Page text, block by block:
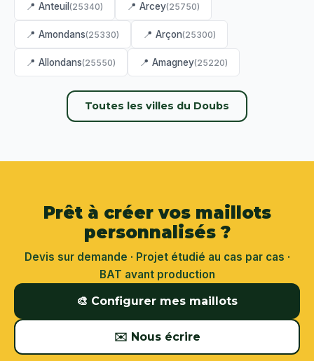
📍 Anteuil (25340) 📍 Arcey(25750)
📍 Amondans(25330) 📍 Arçon(25300)
📍 Allondans(25550) 📍 Amagney(25220)
Toutes les villes du Doubs
Prêt à créer vos maillots
personnalisés ?
Devis sur demande · Projet étudié au cas par cas ·
BAT avant production
🎨 Configurer mes maillots
✉️ Nous écrire